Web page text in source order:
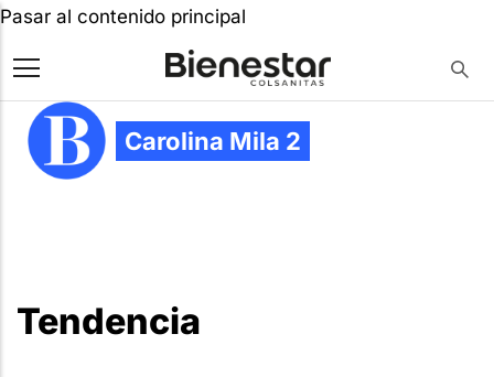
Pasar al contenido principal
Carolina Mila 2
Tendencia